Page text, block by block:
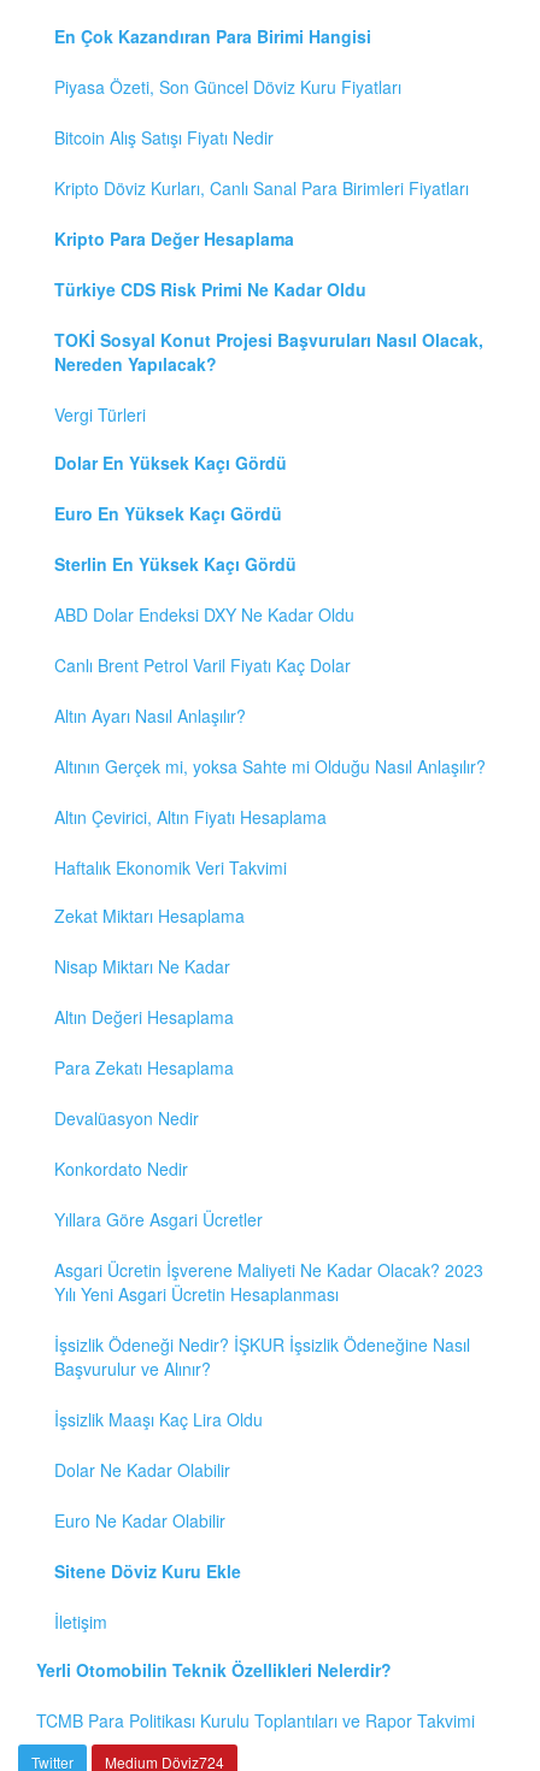
En Çok Kazandıran Para Birimi Hangisi
Piyasa Özeti, Son Güncel Döviz Kuru Fiyatları
Bitcoin Alış Satışı Fiyatı Nedir
Kripto Döviz Kurları, Canlı Sanal Para Birimleri Fiyatları
Kripto Para Değer Hesaplama
Türkiye CDS Risk Primi Ne Kadar Oldu
TOKİ Sosyal Konut Projesi Başvuruları Nasıl Olacak,
Nereden Yapılacak?
Vergi Türleri
Dolar En Yüksek Kaçı Gördü
Euro En Yüksek Kaçı Gördü
Sterlin En Yüksek Kaçı Gördü
ABD Dolar Endeksi DXY Ne Kadar Oldu
Canlı Brent Petrol Varil Fiyatı Kaç Dolar
Altın Ayarı Nasıl Anlaşılır?
Altının Gerçek mi, yoksa Sahte mi Olduğu Nasıl Anlaşılır?
Altın Çevirici, Altın Fiyatı Hesaplama
Haftalık Ekonomik Veri Takvimi
Zekat Miktarı Hesaplama
Nisap Miktarı Ne Kadar
Altın Değeri Hesaplama
Para Zekatı Hesaplama
Devalüasyon Nedir
Konkordato Nedir
Yıllara Göre Asgari Ücretler
Asgari Ücretin İşverene Maliyeti Ne Kadar Olacak? 2023
Yılı Yeni Asgari Ücretin Hesaplanması
İşsizlik Ödeneği Nedir? İŞKUR İşsizlik Ödeneğine Nasıl
Başvurulur ve Alınır?
İşsizlik Maaşı Kaç Lira Oldu
Dolar Ne Kadar Olabilir
Euro Ne Kadar Olabilir
Sitene Döviz Kuru Ekle
İletişim
Yerli Otomobilin Teknik Özellikleri Nelerdir?
TCMB Para Politikası Kurulu Toplantıları ve Rapor Takvimi
Twitter Medium Döviz724